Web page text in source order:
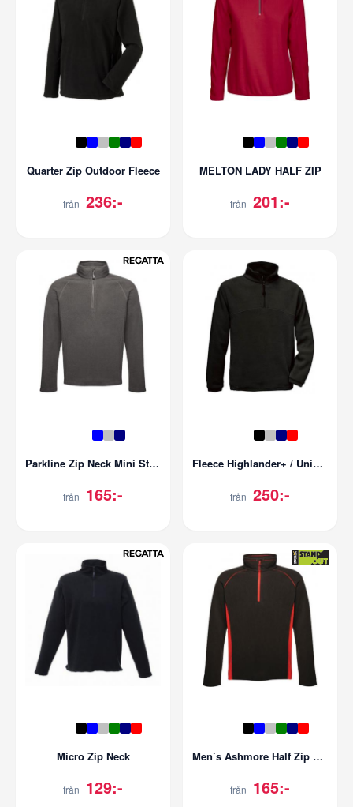
Quarter Zip Outdoor Fleece
från 236:-
MELTON LADY HALF ZIP
från 201:-
Parkline Zip Neck Mini Stripe Micro Fleece
från 165:-
Fleece Highlander+ / Unisex
från 250:-
Micro Zip Neck
från 129:-
Men`s Ashmore Half Zip Fleece
från 165:-